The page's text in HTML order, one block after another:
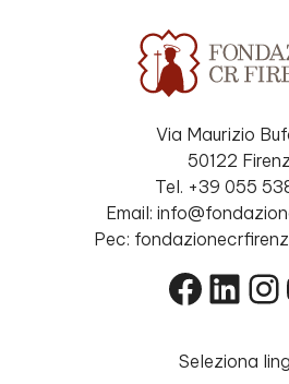
Via Maurizio
50122
Tel. +39 055
Email:
Pec:
Seleziona